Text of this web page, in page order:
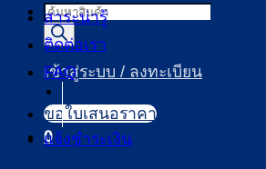
Products
search
เข้าสู่ระบบ / ลงทะเบียน
0
สาระน่ารู้
ติดต่อเรา
FAQ
ขอใบเสนอราคา
แจ้งชำระเงิน